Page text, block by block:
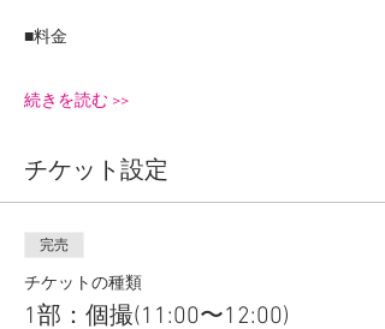
■料金
続きを読む >>
チケット設定
完売
チケットの種類
1部：個撮(11:00〜12:00)